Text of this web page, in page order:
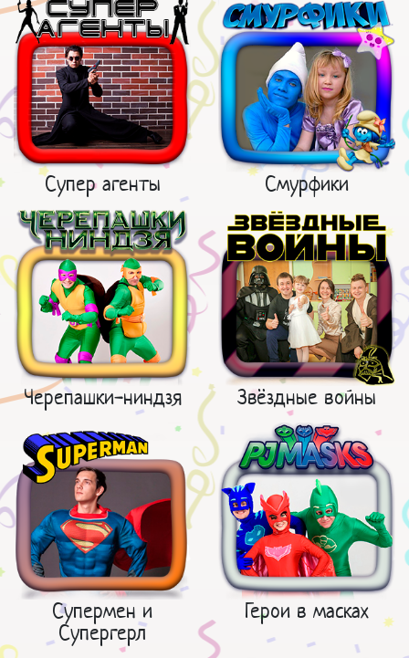
Супер агенты Смурфики
Черепашки-ниндзя Звёздные войны
Супермен и
Супергерл
Герои в масках